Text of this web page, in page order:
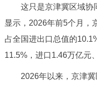
中介服务
12345网上接诉即办
这只是京津冀区域协
显示，2026年前5个月，
占全国进出口总值的
11.5%，进口1.46万亿元
2026年以来，京津